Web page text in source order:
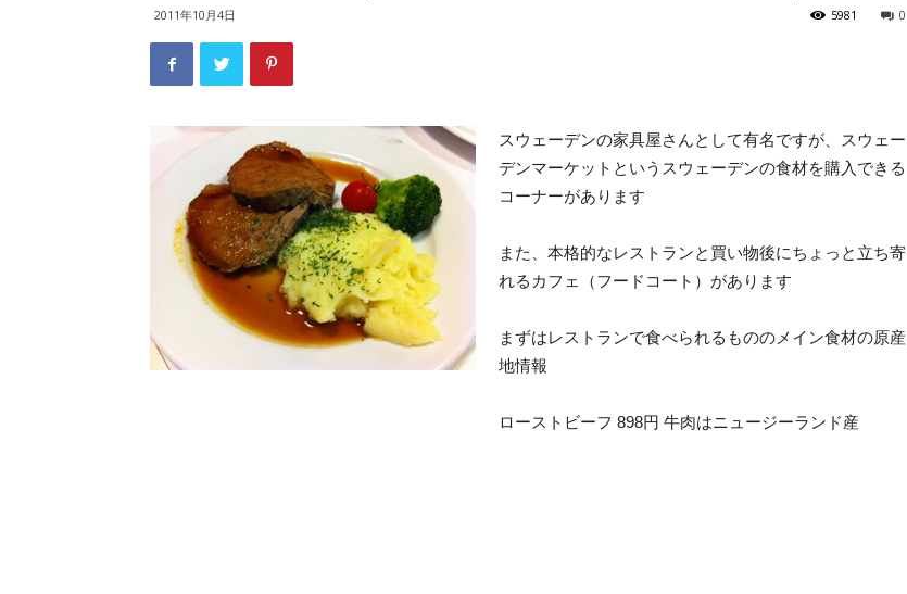
2011年10月4日 0
5981
スウェーデンの家具屋さんとして有名ですが、スウェー
デンマーケットというスウェーデンの食材を購入できる
コーナーがあります
また、本格的なレストランと買い物後にちょっと立ち寄
れるカフェ（フードコート）があります
まずはレストランで食べられるもののメイン食材の原産
地情報
ローストビーフ 898円 牛肉はニュージーランド産